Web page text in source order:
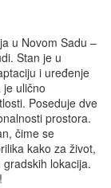
u Novom Sadu –
Stan je u
i uređenje
ulično
Poseduje dve
prostora.
čime se
kako za život,
lokacija.